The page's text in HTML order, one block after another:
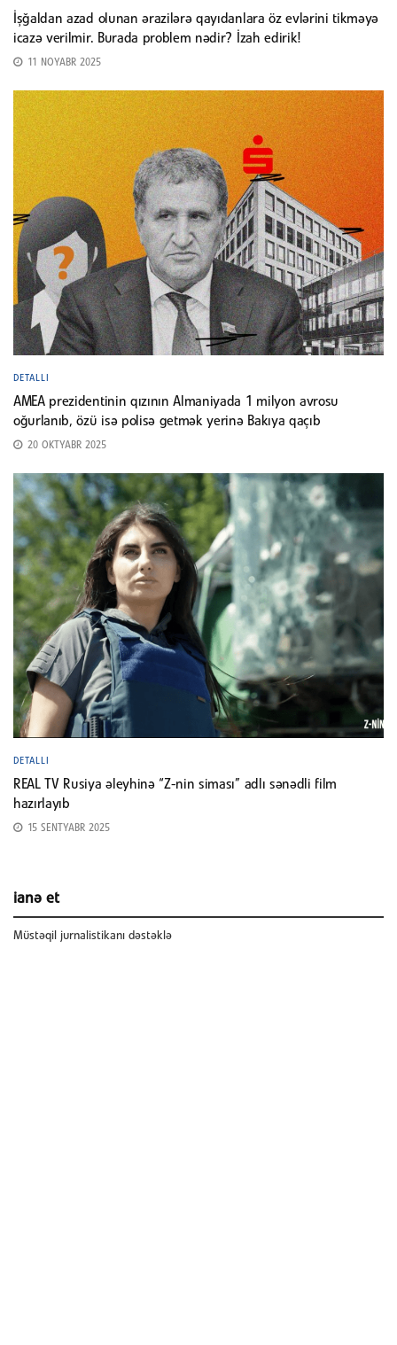
İşğaldan azad olunan ərazilərə qayıdanlara öz evlərini tikməyə
icazə verilmir. Burada problem nədir? İzah edirik!
11 NOYABR 2025
DETALLI
AMEA prezidentinin qızının Almaniyada 1 milyon avrosu
oğurlanıb, özü isə polisə getmək yerinə Bakıya qaçıb
20 OKTYABR 2025
DETALLI
REAL TV Rusiya əleyhinə “Z-nin siması” adlı sənədli film
hazırlayıb
15 SENTYABR 2025
ianə et
Müstəqil jurnalistikanı dəstəklə